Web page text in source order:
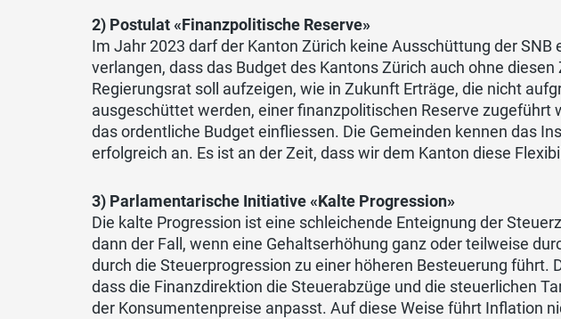
2) Postulat «Finanzpolitische Reserve»
Im Jahr 2023 darf der Kanton Zürich keine Ausschüttung der
verlangen, dass das Budget des Kantons Zürich auch ohne
Regierungsrat soll aufzeigen, wie in Zukunft Erträge, die nicht
ausgeschüttet werden, einer finanzpolitischen Reserve zugeführt
das ordentliche Budget einfliessen. Die Gemeinden kennen das
erfolgreich an. Es ist an der Zeit, dass wir dem Kanton diese
3) Parlamentarische Initiative «Kalte Progression»
Die kalte Progression ist eine schleichende Enteignung der
dann der Fall, wenn eine Gehaltserhöhung ganz oder teilweise
durch die Steuerprogression zu einer höheren Besteuerung führt.
dass die Finanzdirektion die Steuerabzüge und die steuerlichen
der Konsumentenpreise anpasst. Auf diese Weise führt Inflation